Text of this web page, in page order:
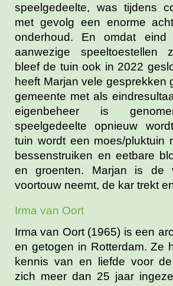
speelgedeelte, was tijdens
met gevolg een enorme
onderhoud. En omdat
aanwezige speeltoestellen
bleef de tuin ook in 2022
heeft Marjan vele gesprekken
gemeente met als
eigenbeheer is
speelgedeelte opnieuw
tuin wordt een moes/pluktuin
bessenstruiken en eetbare
en groenten. Marjan is de
voortouw neemt, de kar trekt
Irma van Oort
Irma van Oort (1965) is een
en getogen in Rotterdam. Ze
kennis van en liefde voor
zich meer dan 25 jaar